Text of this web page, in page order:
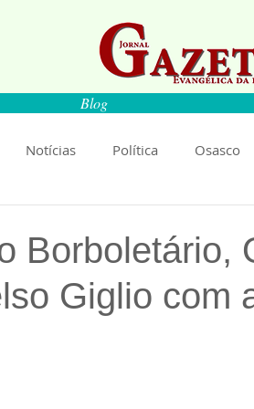
Blog
Notícias Política Osasco
Ciência Saúde
Borboletário,
Giglio com
5 estrelas.